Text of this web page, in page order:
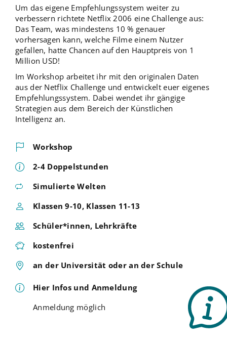
Um das eigene Empfehlungssystem weiter zu
verbessern richtete Netflix 2006 eine Challenge aus:
Das Team, was mindestens 10 % genauer
vorhersagen kann, welche Filme einem Nutzer
gefallen, hatte Chancen auf den Hauptpreis von 1
Million USD!
Im Workshop arbeitet ihr mit den originalen Daten
aus der Netflix Challenge und entwickelt euer eigenes
Empfehlungssystem. Dabei wendet ihr gängige
Strategien aus dem Bereich der Künstlichen
Intelligenz an.
Workshop
2-4 Doppelstunden
Simulierte Welten
Klassen 9-10, Klassen 11-13
Schüler*innen, Lehrkräfte
kostenfrei
an der Universität oder an der Schule
Hier Infos und Anmeldung
Anmeldung möglich